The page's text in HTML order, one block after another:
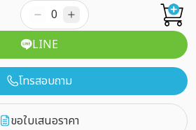
LINE
โทรสอบถาม
ขอใบเสนอราคา